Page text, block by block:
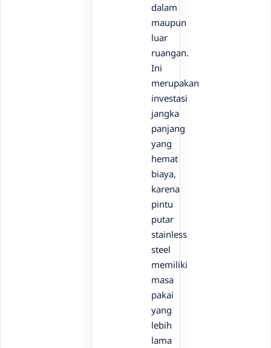
dalam
maupun
luar
ruangan.
Ini
merupakan
investasi
jangka
panjang
yang
hemat
biaya,
karena
pintu
putar
stainless
steel
memiliki
masa
pakai
yang
lebih
lama